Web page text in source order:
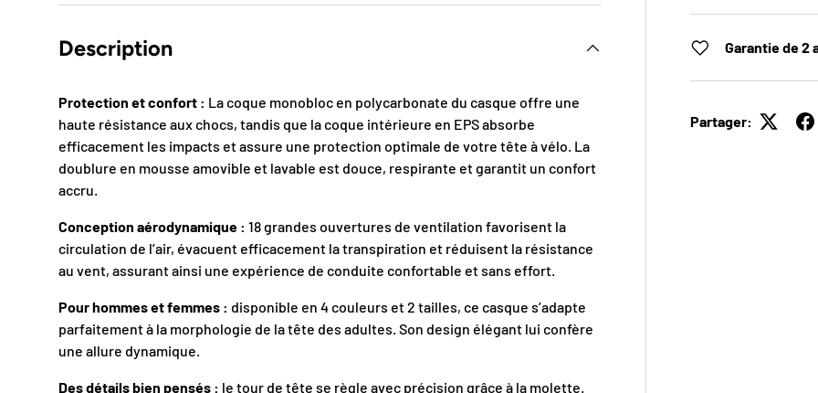
Garantie de 2
Partager:
Description
Protection et confort : La coque monobloc en polycarbonate du casque offre une
haute résistance aux chocs, tandis que la coque intérieure en EPS absorbe
efficacement les impacts et assure une protection optimale de votre tête à vélo. La
doublure en mousse amovible et lavable est douce, respirante et garantit un confort
accru.
Conception aérodynamique : 18 grandes ouvertures de ventilation favorisent la
circulation de l’air, évacuent efficacement la transpiration et réduisent la résistance
au vent, assurant ainsi une expérience de conduite confortable et sans effort.
Pour hommes et femmes : disponible en 4 couleurs et 2 tailles, ce casque s’adapte
parfaitement à la morphologie de la tête des adultes. Son design élégant lui confère
une allure dynamique.
Des détails bien pensés : le tour de tête se règle avec précision grâce à la molette.